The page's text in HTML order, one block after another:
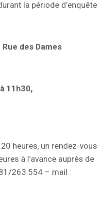
la période d’enquête
des Dames
11h30,
heures, un rendez-vous
à l’avance auprès de
263.554 – mail :